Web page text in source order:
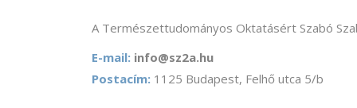
A Természettudományos Oktatásért Szabó
E-mail: info@sz2a.hu
Postacím: 1125 Budapest, Felhő utca 5/b